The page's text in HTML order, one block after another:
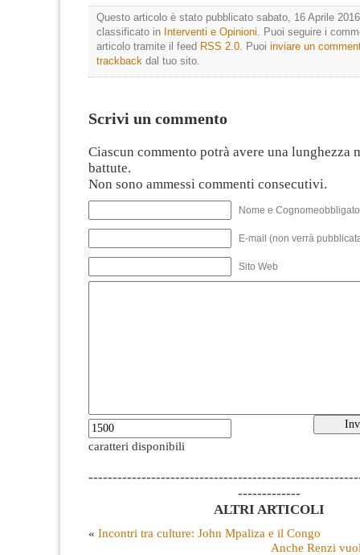
Questo articolo è stato pubblicato sabato, 16 Aprile
classificato in Interventi e Opinioni . Puoi seguire i
articolo tramite il feed RSS 2.0 . Puoi inviare un
trackback dal tuo sito.
Scrivi un commento
Ciascun commento potrà avere una lunghezza
battute.
Non sono ammessi commenti consecutivi.
Nome e
E-mail (non verrà
Sito Web
caratteri disponibili
-------------
ALTRI ARTICOLI
« Incontri tra culture: John Mpaliza e il Congo
Anche Renzi